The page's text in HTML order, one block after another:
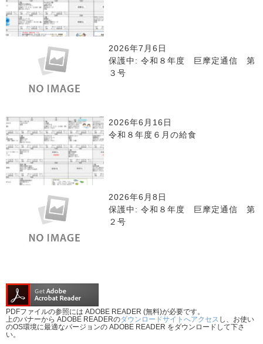
2026年7月6日
保護中: 令和８年度 巨摩定通信 第
３号
2026年6月16日
令和８年度６月の給食
2026年6月8日
保護中: 令和８年度 巨摩定通信 第
２号
PDFファイルの参照には ADOBE READER (無料)が必要です。
上のバナーから ADOBE READERのダウンロードサイトへアクセス し、お使い
のOS環境に最適なバージョンの ADOBE READER をダウンロードして下さ
い。